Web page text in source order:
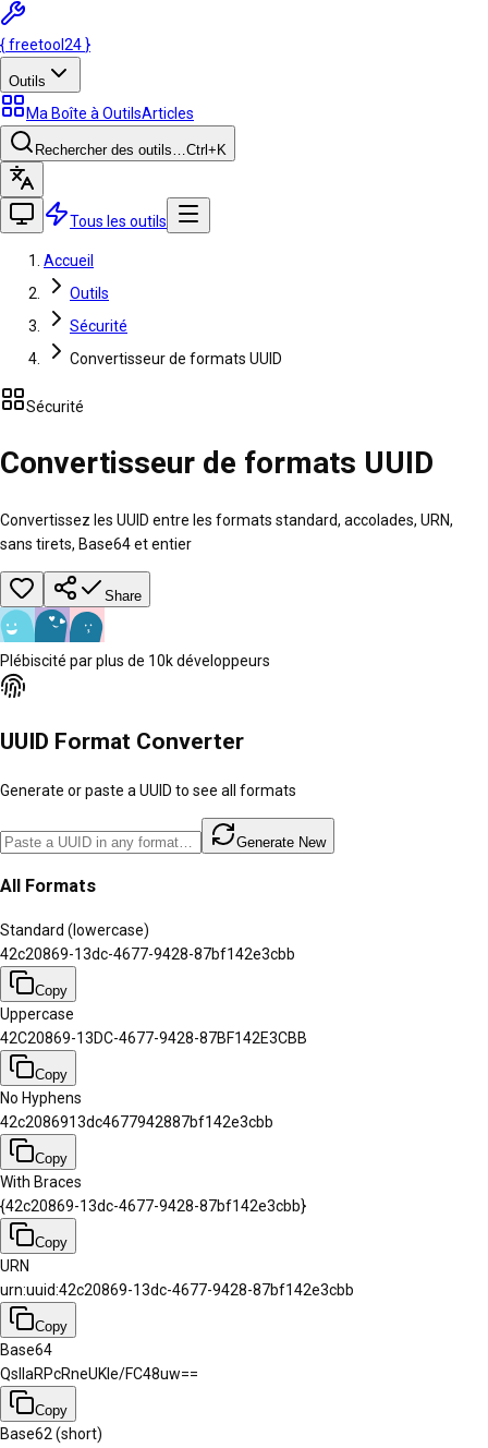
{freetool 24 }
Outils
Ma Boîte à OutilsArticles
Rechercher des outils…Ctrl +K
Tous les outils
Accueil
Outils
Sécurité
Convertisseur de formats UUID
Sécurité
Convertisseur de formats UUID
Convertissez les UUID entre les formats standard, accolades, URN,
sans tirets, Base64 et entier
Share
Plébiscité par plus de 10k développeurs
UUID Format Converter
Generate or paste a UUID to see all formats
Generate New
All Formats
Standard (lowercase)
42c20869-13dc-4677-9428-87bf142e3cbb
Copy
Uppercase
42C20869-13DC-4677-9428-87BF142E3CBB
Copy
No Hyphens
42c2086913dc4677942887bf142e3cbb
Copy
With Braces
{42c20869-13dc-4677-9428-87bf142e3cbb}
Copy
URN
urn:uuid:42c20869-13dc-4677-9428-87bf142e3cbb
Copy
Base64
QsIIaRPcRneUKIe/FC48uw==
Copy
Base62 (short)